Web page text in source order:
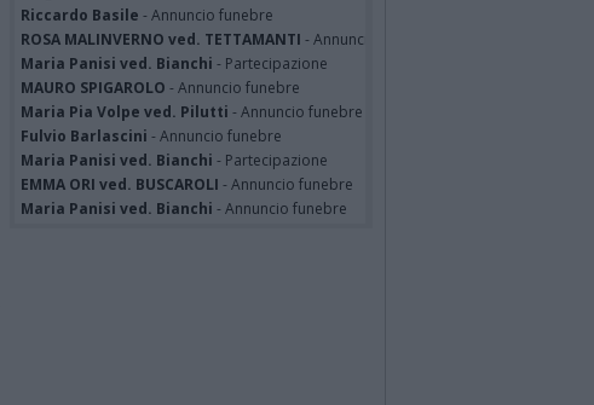
Riccardo Basile - Annuncio funebre
ROSA MALINVERNO ved. TETTAMANTI - Annuncio funebre
Maria Panisi ved. Bianchi - Partecipazione
MAURO SPIGAROLO - Annuncio funebre
Maria Pia Volpe ved. Pilutti - Annuncio funebre
Fulvio Barlascini - Annuncio funebre
Maria Panisi ved. Bianchi - Partecipazione
EMMA ORI ved. BUSCAROLI - Annuncio funebre
Maria Panisi ved. Bianchi - Annuncio funebre